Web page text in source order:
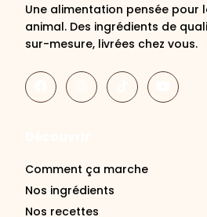
Une alimentation pensée pour
animal. Des ingrédients de
sur-mesure, livrées chez vous.
Comment ça marche
Nos ingrédients
Nos recettes